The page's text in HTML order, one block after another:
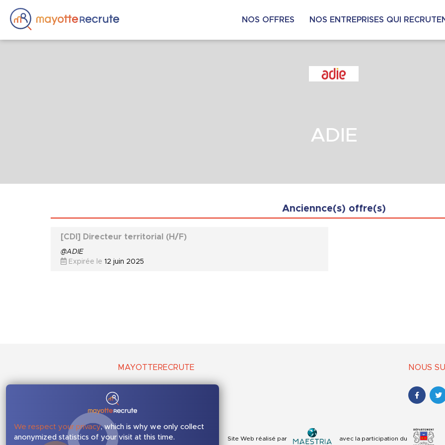
NOS OFFRES NOS ENTREPRISES QUI
ADIE
Anciennce(s) offre(s)
[CDI] Directeur territorial (H/F)
@ADIE
Expirée le 12 juin 2025
MAYOTTERECRUTE NOUS
Site Web réalisé par avec la participation du
We respect your privacy, which is why we only collect
anonymized statistics of your visit at this time.